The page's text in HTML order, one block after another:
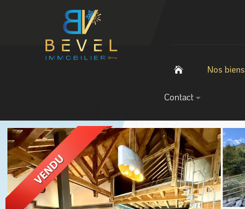
Nos biens
Contact